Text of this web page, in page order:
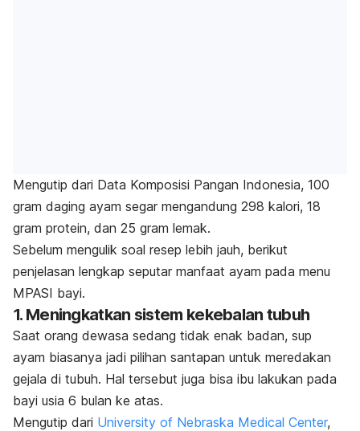
Mengutip dari Data Komposisi Pangan Indonesia, 100
gram daging ayam segar mengandung 298 kalori, 18
gram protein, dan 25 gram lemak.
Sebelum mengulik soal resep lebih jauh, berikut
penjelasan lengkap seputar manfaat ayam pada menu
MPASI bayi.
1. Meningkatkan sistem kekebalan tubuh
Saat orang dewasa sedang tidak enak badan, sup
ayam biasanya jadi pilihan santapan untuk meredakan
gejala di tubuh. Hal tersebut juga bisa ibu lakukan pada
bayi usia 6 bulan ke atas.
Mengutip dari University of Nebraska Medical Center,